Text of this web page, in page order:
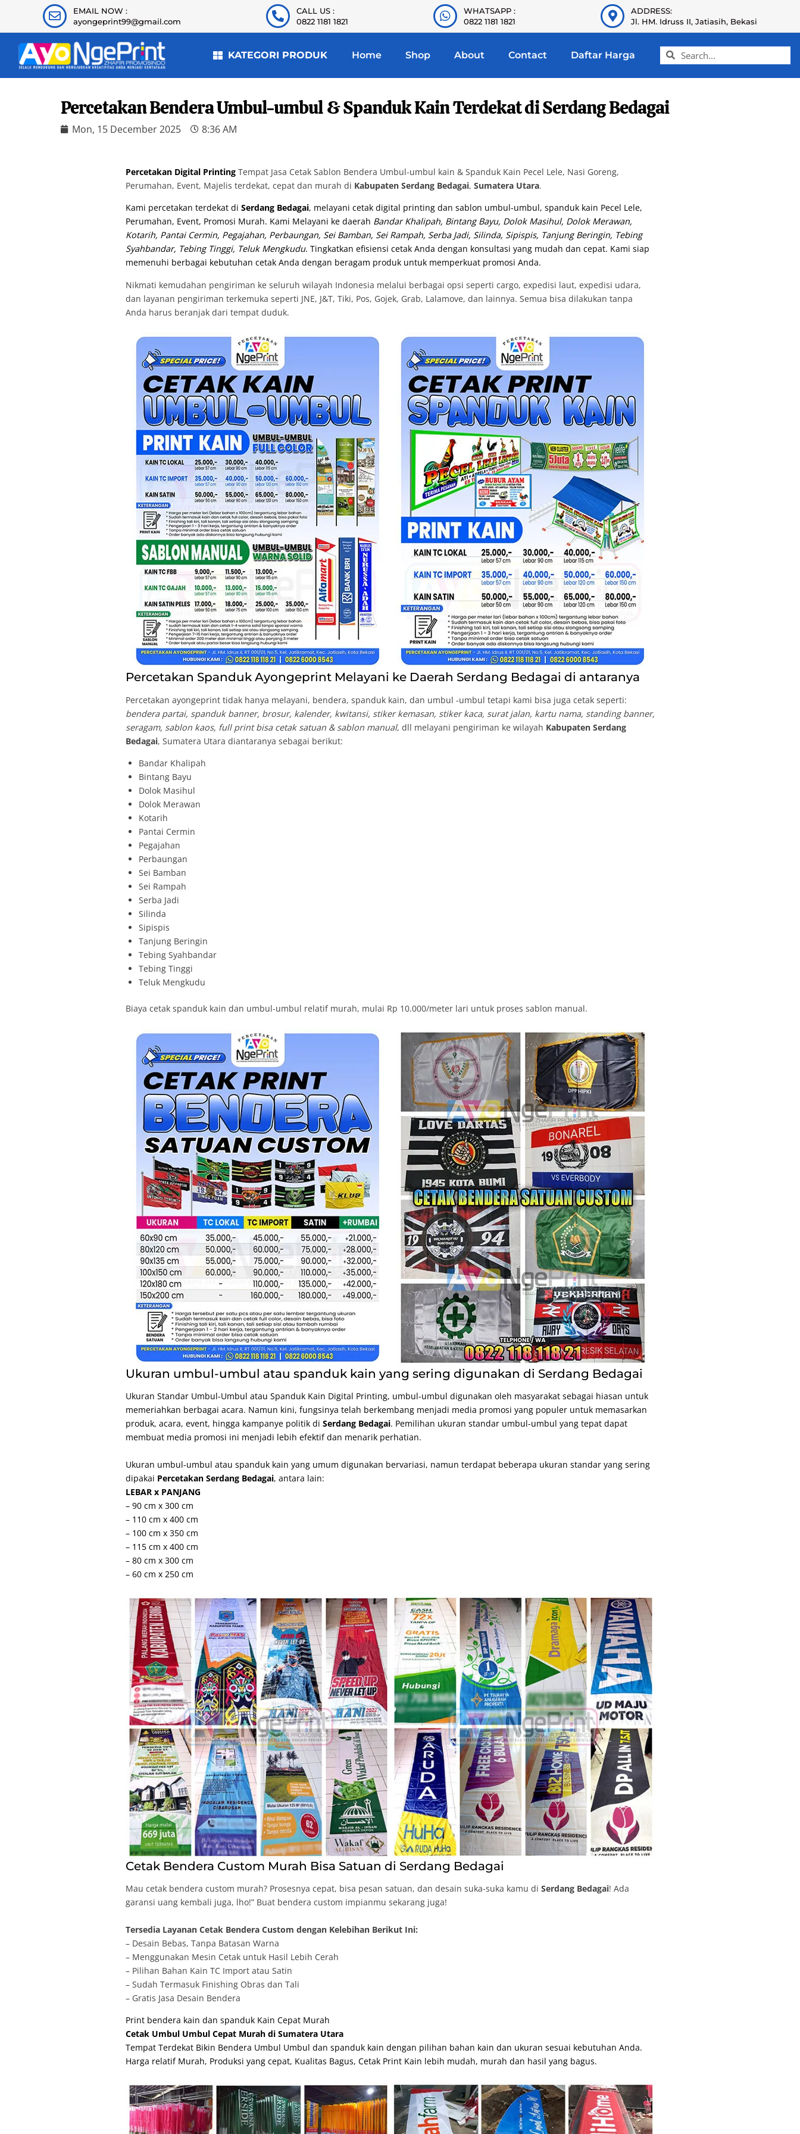
EMAIL NOW :
ayongeprint99@gmail.com
CALL US :
0822 1181 1821
WHATSAPP :
0822 1181 1821
ADDRESS:
Jl. HM. Idruss II, Jatiasih, Bekasi
KATEGORI PRODUK Home Shop About Contact Daftar Harga
Percetakan Bendera Umbul-umbul & Spanduk Kain Terdekat di Serdang Bedagai
Mon, 15 December 2025 8:36 AM
Percetakan Digital Printing Tempat Jasa Cetak Sablon Bendera Umbul-umbul kain & Spanduk Kain Pecel Lele, Nasi Goreng,
Perumahan, Event, Majelis terdekat, cepat dan murah di Kabupaten Serdang Bedagai,Sumatera Utara.
Kami percetakan terdekat diSerdang Bedagai, melayani cetak digital printing dan sablon umbul-umbul, spanduk kain Pecel Lele,
Perumahan, Event, Promosi Murah. Kami Melayani ke daerah Bandar Khalipah, Bintang Bayu, Dolok Masihul, Dolok Merawan,
Kotarih, Pantai Cermin, Pegajahan, Perbaungan, Sei Bamban, Sei Rampah, Serba Jadi, Silinda, Sipispis, Tanjung Beringin, Tebing
Syahbandar, Tebing Tinggi, Teluk Mengkudu. Tingkatkan efisiensi cetak Anda dengan konsultasi yang mudah dan cepat. Kami siap
memenuhi berbagai kebutuhan cetak Anda dengan beragam produk untuk memperkuat promosi Anda.
Nikmati kemudahan pengiriman ke seluruh wilayah Indonesia melalui berbagai opsi seperti cargo, expedisi laut, expedisi udara,
dan layanan pengiriman terkemuka seperti JNE, J&T, Tiki, Pos, Gojek, Grab, Lalamove, dan lainnya. Semua bisa dilakukan tanpa
Anda harus beranjak dari tempat duduk.
Percetakan Spanduk Ayongeprint Melayani ke Daerah Serdang Bedagai di antaranya
Percetakan ayongeprint tidak hanya melayani, bendera, spanduk kain, dan umbul -umbul tetapi kami bisa juga cetak seperti:
bendera partai, spanduk banner, brosur, kalender, kwitansi, stiker kemasan, stiker kaca, surat jalan, kartu nama, standing banner,
seragam, sablon kaos, full print bisa cetak satuan & sablon manual, dll melayani pengiriman ke wilayah Kabupaten Serdang
Bedagai, Sumatera Utara diantaranya sebagai berikut:
Bandar Khalipah
Bintang Bayu
Dolok Masihul
Dolok Merawan
Kotarih
Pantai Cermin
Pegajahan
Perbaungan
Sei Bamban
Sei Rampah
Serba Jadi
Silinda
Sipispis
Tanjung Beringin
Tebing Syahbandar
Tebing Tinggi
Teluk Mengkudu
Biaya cetak spanduk kain dan umbul-umbul relatif murah, mulai Rp 10.000/meter lari untuk proses sablon manual.
Ukuran umbul-umbul atau spanduk kain yang sering digunakan di Serdang Bedagai
Ukuran Standar Umbul-Umbul atau Spanduk Kain Digital Printing, umbul-umbul digunakan oleh masyarakat sebagai hiasan untuk
memeriahkan berbagai acara. Namun kini, fungsinya telah berkembang menjadi media promosi yang populer untuk memasarkan
produk, acara, event, hingga kampanye politik diSerdang Bedagai. Pemilihan ukuran standar umbul-umbul yang tepat dapat
membuat media promosi ini menjadi lebih efektif dan menarik perhatian.
Ukuran umbul-umbul atau spanduk kain yang umum digunakan bervariasi, namun terdapat beberapa ukuran standar yang sering
dipakai Percetakan Serdang Bedagai, antara lain:
LEBAR x PANJANG
– 90 cm x 300 cm
– 110 cm x 400 cm
– 100 cm x 350 cm
– 115 cm x 400 cm
– 80 cm x 300 cm
– 60 cm x 250 cm
Cetak Bendera Custom Murah Bisa Satuan di Serdang Bedagai
Mau cetak bendera custom murah? Prosesnya cepat, bisa pesan satuan, dan desain suka-suka kamu diSerdang Bedagai! Ada
garansi uang kembali juga, lho!” Buat bendera custom impianmu sekarang juga!
Tersedia Layanan Cetak Bendera Custom dengan Kelebihan Berikut Ini:
– Desain Bebas, Tanpa Batasan Warna
– Menggunakan Mesin Cetak untuk Hasil Lebih Cerah
– Pilihan Bahan Kain TC Import atau Satin
– Sudah Termasuk Finishing Obras dan Tali
– Gratis Jasa Desain Bendera
Print bendera kain dan spanduk Kain Cepat Murah
Cetak Umbul Umbul Cepat Murah di Sumatera Utara
Tempat Terdekat Bikin Bendera Umbul Umbul dan spanduk kain dengan pilihan bahan kain dan ukuran sesuai kebutuhan Anda.
Harga relatif Murah, Produksi yang cepat, Kualitas Bagus, Cetak Print Kain lebih mudah, murah dan hasil yang bagus.